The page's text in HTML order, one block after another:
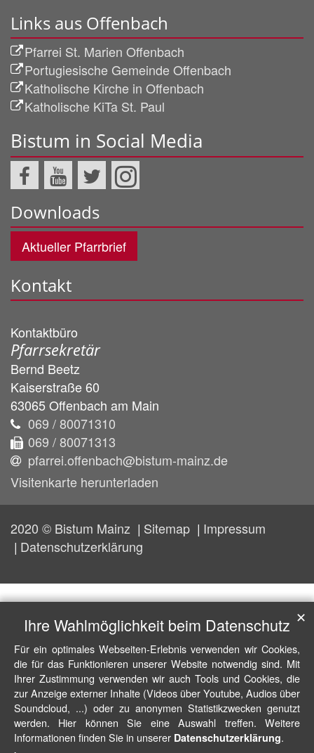
Links aus Offenbach
Pfarrei St. Marien Offenbach
Portugiesische Gemeinde Offenbach
Katholische Kirche in Offenbach
Katholische KiTa St. Paul
Bistum in Social Media
Downloads
Aktueller Pfarrbrief
Kontakt
Kontaktbüro
Pfarrsekretär
Bernd Beetz
Kaiserstraße 60
63065Offenbach am Main
069 / 80071310
069 / 80071313
pfarrei.offenbach@bistum-mainz.de
Visitenkarte herunterladen
2020 © Bistum Mainz Sitemap
Impressum
Datenschutzerklärung
Ihre Wahlmöglichkeit beim Datenschutz
Für ein optimales Webseiten-Erlebnis verwenden wir Cookies,
die für das Funktionieren unserer Website notwendig sind. Mit
Ihrer Zustimmung verwenden wir auch Tools und Cookies, die
zur Anzeige externer Inhalte (Videos über Youtube, Audios über
Soundcloud, ...) oder zu anonymen Statistikzwecken genutzt
werden. Hier können Sie eine Auswahl treffen. Weitere
Informationen finden Sie in unserer Datenschutzerklärung.
✕